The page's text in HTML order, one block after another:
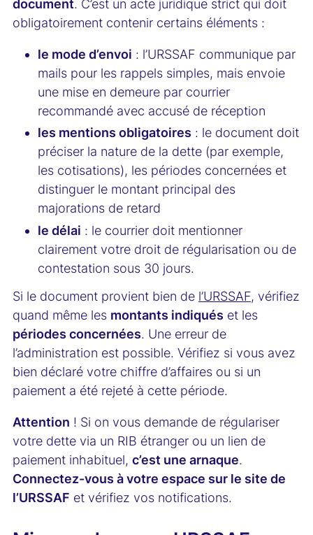
document. C’est un acte juridique strict qui doit
obligatoirement contenir certains éléments :
le mode d’envoi : l’URSSAF communique par
mails pour les rappels simples, mais envoie
une mise en demeure par courrier
recommandé avec accusé de réception
les mentions obligatoires : le document doit
préciser la nature de la dette (par exemple,
les cotisations), les périodes concernées et
distinguer le montant principal des
majorations de retard
le délai : le courrier doit mentionner
clairement votre droit de régularisation ou de
contestation sous 30 jours.
Si le document provient bien de l’URSSAF, vérifiez
quand même les montants indiqués et les
périodes concernées. Une erreur de
l’administration est possible. Vérifiez si vous avez
bien déclaré votre chiffre d’affaires ou si un
paiement a été rejeté à cette période.
Attention ! Si on vous demande de régulariser
votre dette via un RIB étranger ou un lien de
paiement inhabituel, c’est une arnaque.
Connectez-vous à votre espace sur le site de
l’URSSAF et vérifiez vos notifications.